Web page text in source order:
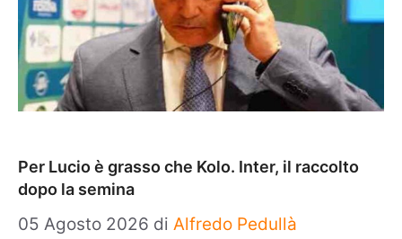
Per Lucio è grasso che Kolo. Inter, il raccolto
dopo la semina
05 Agosto 2026 di Alfredo Pedullà